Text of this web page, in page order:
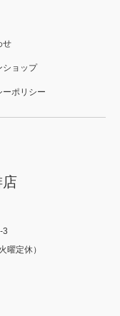
せ
ショップ
ーポリシー
店
3
曜定休）